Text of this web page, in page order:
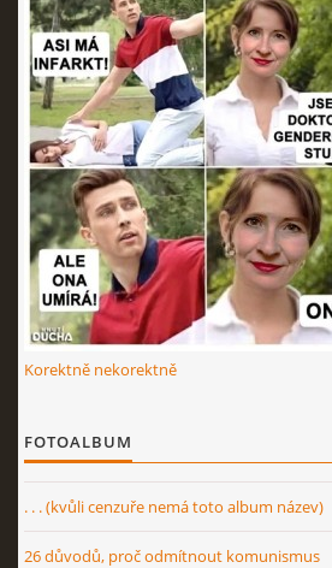
Korektně nekorektně
FOTOALBUM
. . . (kvůli cenzuře nemá toto album název)
26 důvodů, proč odmítnout komunismus